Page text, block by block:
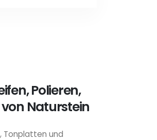
Polieren,
Naturstein
Tonplatten und